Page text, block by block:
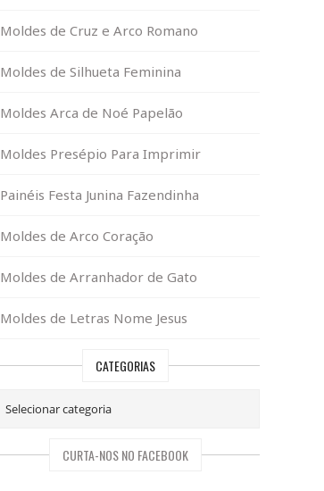
Moldes de Cruz e Arco Romano
Moldes de Silhueta Feminina
Moldes Arca de Noé Papelão
Moldes Presépio Para Imprimir
Painéis Festa Junina Fazendinha
Moldes de Arco Coração
Moldes de Arranhador de Gato
Moldes de Letras Nome Jesus
CATEGORIAS
CURTA-NOS NO FACEBOOK